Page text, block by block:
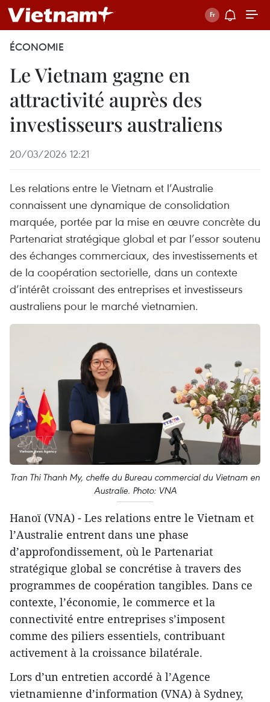
ÉCONOMIE
Le Vietnam gagne en
attractivité auprès des
investisseurs australiens
20/03/2026 12:21
Les relations entre le Vietnam et l’Australie
connaissent une dynamique de consolidation
marquée, portée par la mise en œuvre concrète du
Partenariat stratégique global et par l’essor soutenu
des échanges commerciaux, des investissements et
de la coopération sectorielle, dans un contexte
d’intérêt croissant des entreprises et investisseurs
australiens pour le marché vietnamien.
Tran Thi Thanh My, cheffe du Bureau commercial du Vietnam en
Australie. Photo: VNA
Hanoï (VNA) - Les relations entre le Vietnam et
l’Australie entrent dans une phase
d’approfondissement, où le Partenariat
stratégique global se concrétise à travers des
programmes de coopération tangibles. Dans ce
contexte, l’économie, le commerce et la
connectivité entre entreprises s’imposent
comme des piliers essentiels, contribuant
activement à la croissance bilatérale.
Lors d’un entretien accordé à l’Agence
vietnamienne d’information (VNA) à Sydney,